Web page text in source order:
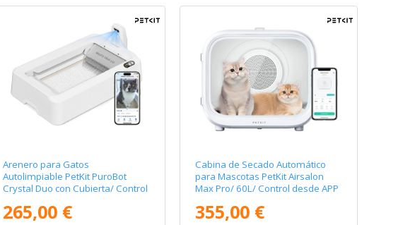
Arenero para Gatos
Autolimpiable PetKit PuroBot
Crystal Duo con Cubierta/ Control
265,00 €
Cabina de Secado Automático
para Mascotas PetKit Airsalon
Max Pro/ 60L/ Control desde APP
355,00 €